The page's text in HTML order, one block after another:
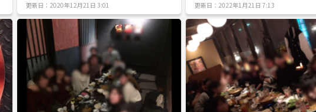
す。 ①とにかく楽しくテニスをしましょー （勿
論，テニス技術の向上も目的の一つですよ～） ②無
理せず，適度に楽しむ （なのでガチ指向の方は物
足りないかも？^^;） ③テニスを通して年齢，性別
を超えて親睦を深める （たまにはオフ会(飲み
会？)なども企画したいと考えてます） 壁打ち 球出し
ラリー 時間帯は16時から18時半
更新日：2020年12月21日 3:01
コミュニティ通して一緒に楽しんで行く仲間
いきたいなと思ってます！ 〜持ち物〜 ☆楽しむ気持ち
★手足が上がる動き易い上下ウェア （オスス
隠れる服装！） ★短めの靴下 ★タオルや飲み
館使用代(約300円) ( 登ったあとは 希望者で食事 に行
くことを考えてます♪(´ε｀ ) 何か質問などありました
ら、、 お気軽にメッセージください（≧∇≦） 一
楽しみましょう！
更新日：2022年1月21日 7:13